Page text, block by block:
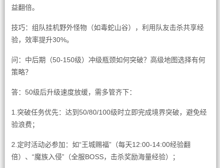
益翻倍。
技巧：组队挂机野外怪物（如毒蛇山谷），利用队友击杀共享经
验，效率提升30%。
问：中后期（50-150级）冲级瓶颈如何突破？高级地图选择有何
策略？
答：50级后升级速度放缓，需多管齐下：
1.突破任务优先：达到50/80/100级时立即完成境界突破，避免经
验浪费；
2.定时活动必参加：如“王城赐福”（每天12:00-14:00经验翻
倍）、“魔族入侵”（全服BOSS，击杀奖励海量经验）；